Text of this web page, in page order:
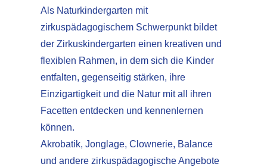
Als Naturkindergarten mit
zirkuspädagogischem Schwerpunkt bildet
der Zirkuskindergarten einen kreativen und
flexiblen Rahmen, in dem sich die Kinder
entfalten, gegenseitig stärken, ihre
Einzigartigkeit und die Natur mit all ihren
Facetten entdecken und kennenlernen
können.
Akrobatik, Jonglage, Clownerie, Balance
und andere zirkuspädagogische Angebote